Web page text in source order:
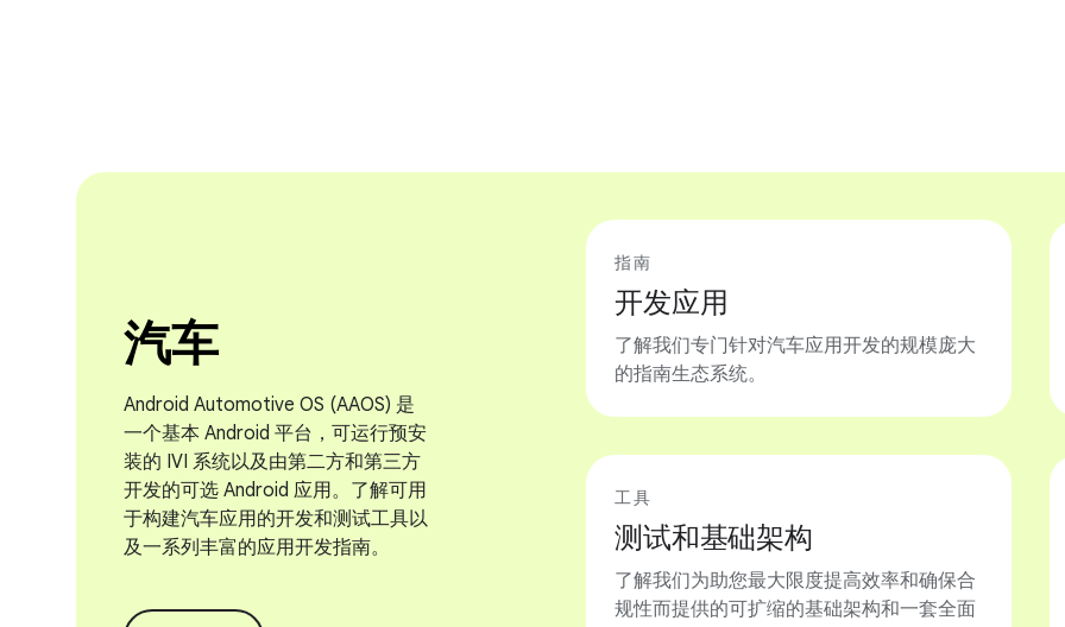
汽车
Android Automotive OS (AAOS) 是
一个基本 Android 平台，可运行预安
装的 IVI 系统以及由第二方和第三方
开发的可选 Android 应用。了解可用
于构建汽车应用的开发和测试工具以
及一系列丰富的应用开发指南。
指南
开发应用
了解我们专门针对汽车应用开发的规模庞大
的指南生态系统。
工具
测试和基础架构
了解我们为助您最大限度提高效率和确保合
规性而提供的可扩缩的基础架构和一套全面